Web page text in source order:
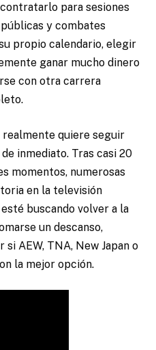
para sesiones
y combates
propio calendario, elegir
ganar mucho dinero
con otra carrera
realmente quiere seguir
inmediato. Tras casi 20
momentos, numerosas
en la televisión
buscando volver a la
un descanso,
AEW, TNA, New Japan o
la mejor opción.